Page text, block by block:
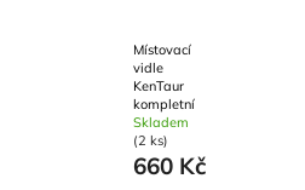
Místovací
vidle
KenTaur
kompletní
Skladem
(2 ks)
660 Kč